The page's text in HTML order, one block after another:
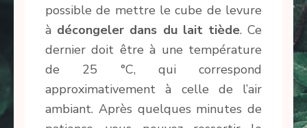
possible de mettre le cube de levure
à décongeler dans du lait tiède. Ce
dernier doit être à une température
de 25 °C, qui correspond
approximativement à celle de l’air
ambiant. Après quelques minutes de